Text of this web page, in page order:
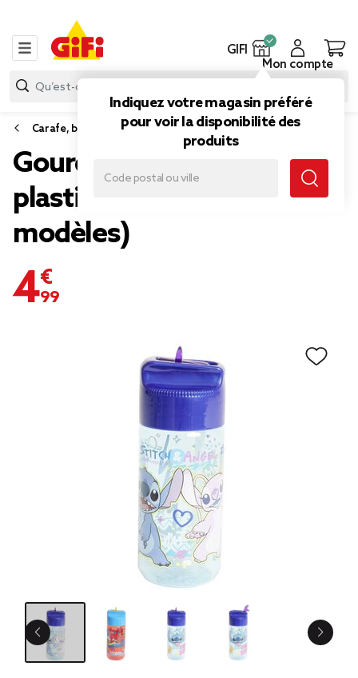
GIFI
Indiquez votre magasin préféré
pour voir la disponibilité des
produits
Mon compte
Carafe, bouteille et distributeur boisson
Gourde enfant Disney
plastique 430ml (3
modèles)
4,99 €